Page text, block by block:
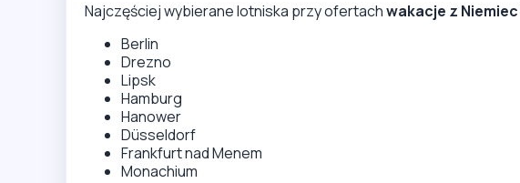
Najczęściej wybierane lotniska przy ofertachwakacje z Niemiec
Berlin
Drezno
Lipsk
Hamburg
Hanower
Düsseldorf
Frankfurt nad Menem
Monachium